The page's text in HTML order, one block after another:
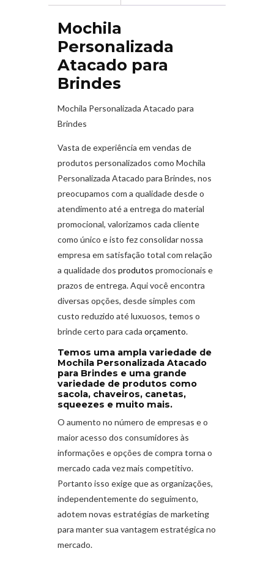
Mochila
Personalizada
Atacado para
Brindes
Mochila Personalizada Atacado para
Brindes
Vasta de experiência em vendas de
produtos personalizados como Mochila
Personalizada Atacado para Brindes, nos
preocupamos com a qualidade desde o
atendimento até a entrega do material
promocional, valorizamos cada cliente
como único e isto fez consolidar nossa
empresa em satisfação total com relação
a qualidade dos produtos promocionais e
prazos de entrega. Aqui você encontra
diversas opções, desde simples com
custo reduzido até luxuosos, temos o
brinde certo para cada orçamento.
Temos uma ampla variedade de
Mochila Personalizada Atacado
para Brindes e uma grande
variedade de produtos como
sacola, chaveiros, canetas,
squeezes e muito mais.
O aumento no número de empresas e o
maior acesso dos consumidores às
informações e opções de compra torna o
mercado cada vez mais competitivo.
Portanto isso exige que as organizações,
independentemente do seguimento,
adotem novas estratégias de marketing
para manter sua vantagem estratégica no
mercado.